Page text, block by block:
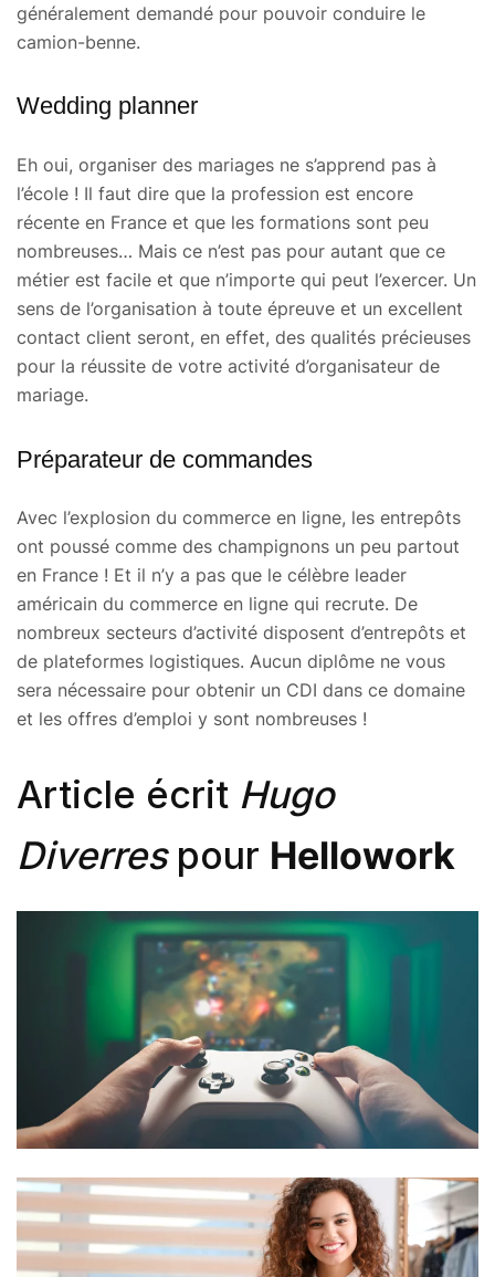
généralement demandé pour pouvoir conduire le
camion-benne.
Wedding planner
Eh oui, organiser des mariages ne s’apprend pas à
l’école ! Il faut dire que la profession est encore
récente en France et que les formations sont peu
nombreuses… Mais ce n’est pas pour autant que ce
métier est facile et que n’importe qui peut l’exercer. Un
sens de l’organisation à toute épreuve et un excellent
contact client seront, en effet, des qualités précieuses
pour la réussite de votre activité d’organisateur de
mariage.
Préparateur de commandes
Avec l’explosion du commerce en ligne, les entrepôts
ont poussé comme des champignons un peu partout
en France ! Et il n’y a pas que le célèbre leader
américain du commerce en ligne qui recrute. De
nombreux secteurs d’activité disposent d’entrepôts et
de plateformes logistiques. Aucun diplôme ne vous
sera nécessaire pour obtenir un CDI dans ce domaine
et les offres d’emploi y sont nombreuses !
Article écrit Hugo
Diverrespour Hellowork